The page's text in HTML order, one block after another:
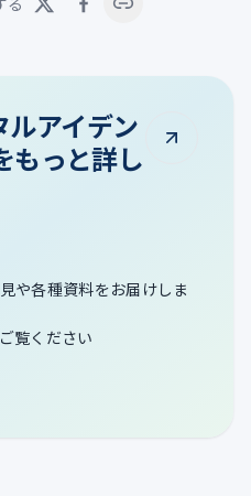
ルアイデン
もっと詳し
や各種資料をお届けしま
覧ください